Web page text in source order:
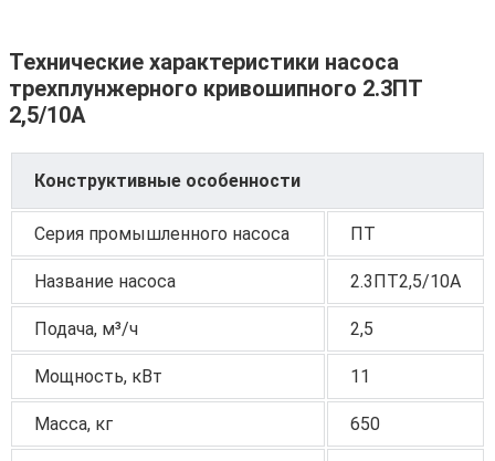
Технические характеристики насоса
трехплунжерного кривошипного 2.3ПТ
2,5/10А
Конструктивные особенности
Серия промышленного насоса ПТ
Название насоса 2.3ПТ2,5/10А
Подача, м³/ч 2,5
Мощность, кВт 11
Масса, кг 650